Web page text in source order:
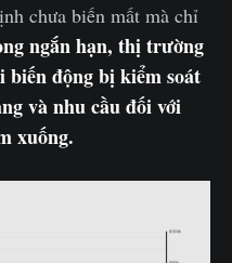
chưa biến mất mà chỉ
ngắn hạn, thị trường
biến động bị kiểm soát
và nhu cầu đối với
xuống.